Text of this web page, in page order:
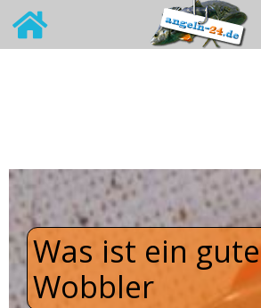
Was ist ein
Wobbler